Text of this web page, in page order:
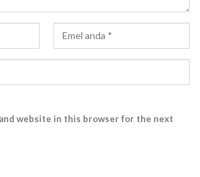
and website in this browser for the next